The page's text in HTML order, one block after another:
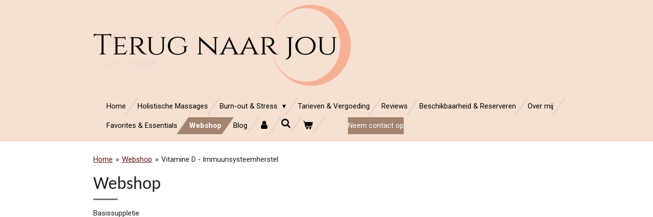
Home Holistische Massages Burn-out & Stress Tarieven & Vergoeding Reviews Beschikbaarheid & Reserveren Over mij
Favorites & Essentials Webshop Blog Neem contact op
Home » Webshop » Vitamine D - Immuunsysteemherstel
Webshop
Basissuppletie